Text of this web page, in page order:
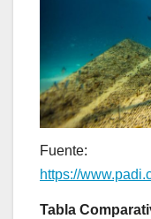
Fuente:
https://
Tabla